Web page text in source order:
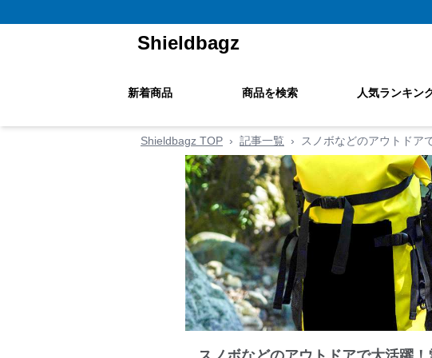
Shieldbagz
新着商品 商品を検索 人気ランキン
Shieldbagz TOP › 記事一覧 › スノボなどのアウトドア